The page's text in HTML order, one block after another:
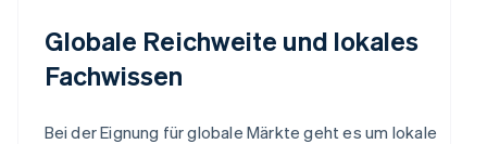
Globale Reichweite und lokales
Fachwissen
Bei der Eignung für globale Märkte geht es um lokale